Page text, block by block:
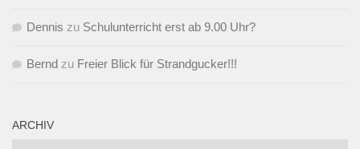
Dennis zu Schulunterricht erst ab 9.00 Uhr?
Bernd zu Freier Blick für Strandgucker!!!
ARCHIV